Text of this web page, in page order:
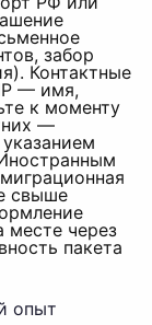
забор
Контактные
— имя,
к моменту
—
свыше
через
пакета
опыт